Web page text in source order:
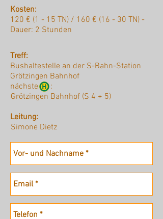
Kosten:
120 € (1 - 15 TN) / 160 € (16 - 30 TN) -
Dauer: 2 Stunden
Treff:
Bushaltestelle an der S-Bahn-Station
Grötzingen Bahnhof
nächste :
Grötzingen Bahnhof (S 4 + 5)
Leitung:
Simone Dietz